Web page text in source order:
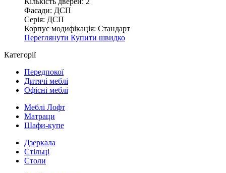
Фасади: ДСП
Серія: ДСП
Корпус модифікація: Стандарт
Переглянути Купити швидко
Категорії
Передпокої
Дитячі меблі
Офісні меблі
Меблі Лофт
Матраци
Шафи-купе
Дзеркала
Стільці
Столи